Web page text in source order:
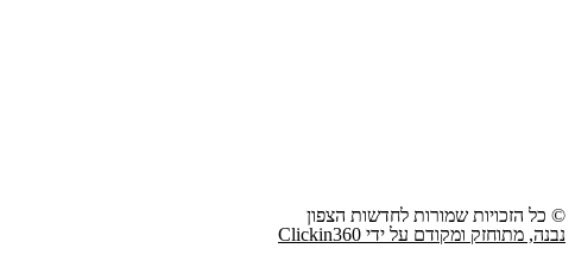
© כל הזכויות שמורות לחדשות הצפון
נבנה, מתוחזק ומקודם על ידי Clickin360